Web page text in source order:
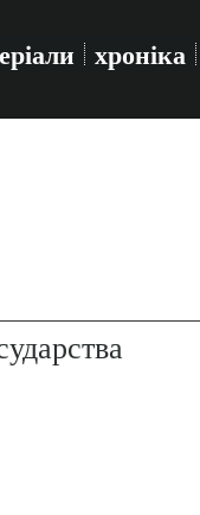
хроніка